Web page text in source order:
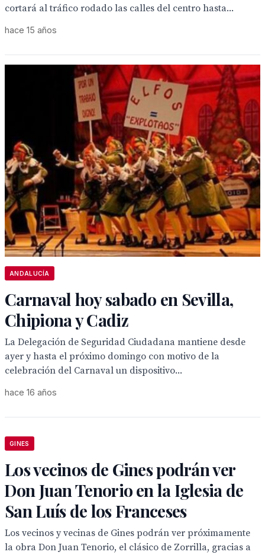
cortará al tráfico rodado las calles del centro hasta...
hace 15 años
ANDALUCÍA
Carnaval hoy sabado en Sevilla,
Chipiona y Cadiz
La Delegación de Seguridad Ciudadana mantiene desde
ayer y hasta el próximo domingo con motivo de la
celebración del Carnaval un dispositivo...
hace 16 años
GINES
Los vecinos de Gines podrán ver
Don Juan Tenorio en la Iglesia de
San Luís de los Franceses
Los vecinos y vecinas de Gines podrán ver próximamente
la obra Don Juan Tenorio, el clásico de Zorrilla, gracias a